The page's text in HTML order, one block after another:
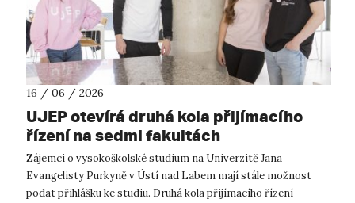
16 / 06 / 2026
UJEP otevírá druhá kola přijímacího
řízení na sedmi fakultách
Zájemci o vysokoškolské studium na Univerzitě Jana
Evangelisty Purkyně v Ústí nad Labem mají stále možnost
podat přihlášku ke studiu. Druhá kola přijímacího řízení